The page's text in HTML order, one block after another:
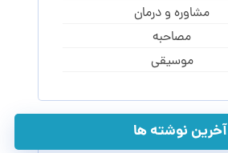
مشاوره و درمان
مصاحبه
موسیقی
آخرین نوشته ها